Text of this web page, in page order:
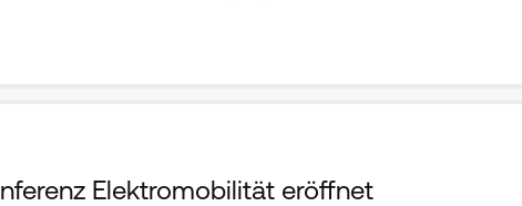
Elektromobilität eröffnet